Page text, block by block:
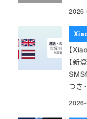
【
【新
SMS
つき